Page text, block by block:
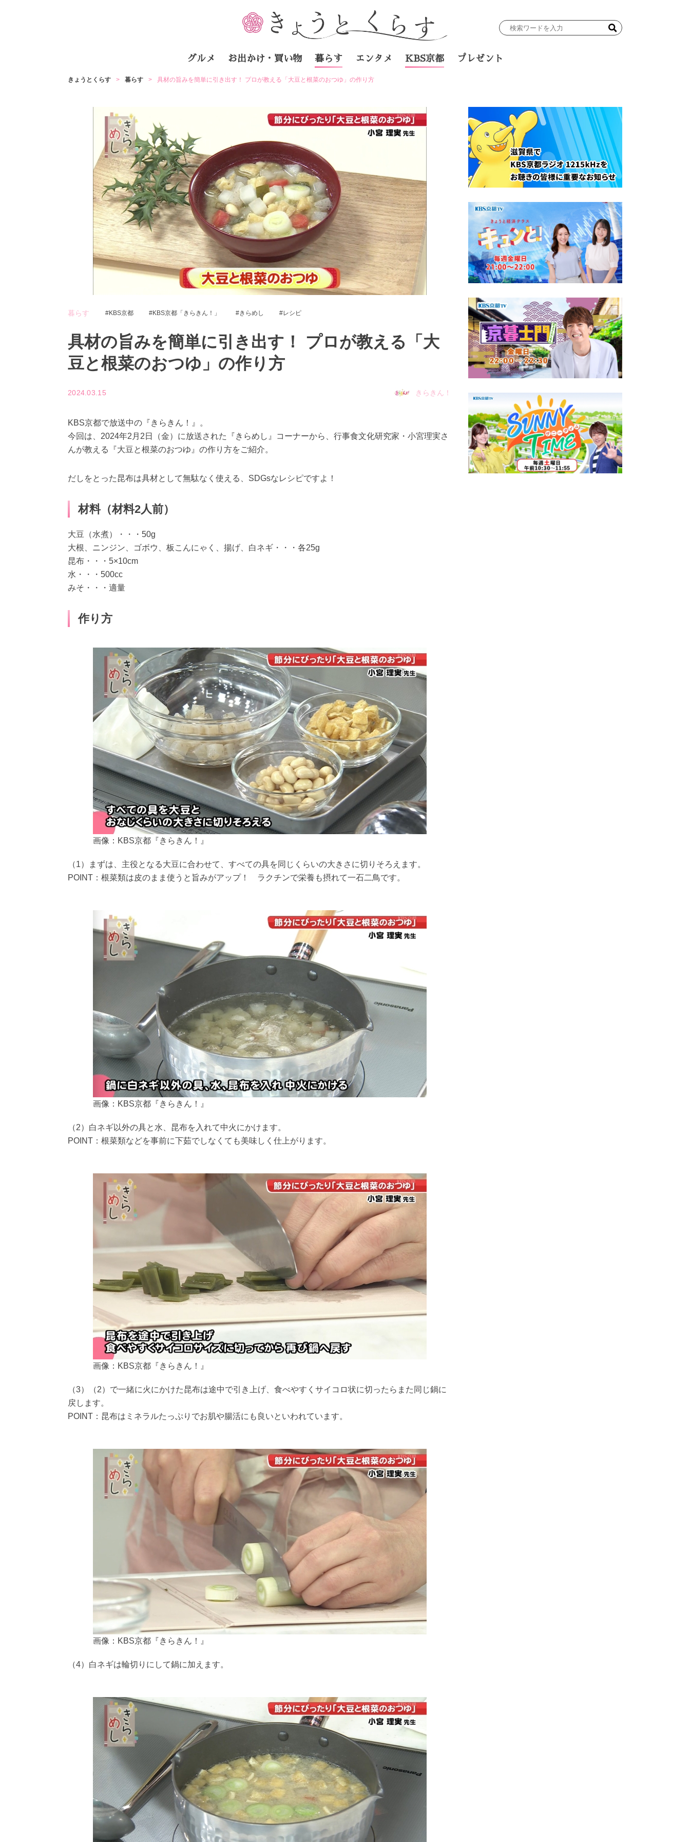
検
力
グルメ お出かけ・買い物 暮らす エンタメ KBS京都 プレゼント
きょうとくらす 暮らす 具材の旨みを簡単に引き出す！ プロが教える「大豆と根菜のおつゆ」の作り方
暮らす KBS京都 KBS京都「きらきん！」 きらめし レシピ
具材の旨みを簡単に引き出す！ プロが教える「大
豆と根菜のおつゆ」の作り方
2024.03.15 きらきん！
KBS京都で放送中の『きらきん！』。
今回は、2024年2月2日（金）に放送された『きらめし』コーナーから、行事食文化研究家・小宮理実さ
んが教える『大豆と根菜のおつゆ』の作り方をご紹介。
だしをとった昆布は具材として無駄なく使える、SDGsなレシピですよ！
材料（材料2人前）
大豆（水煮）・・・50g
大根、ニンジン、ゴボウ、板こんにゃく、揚げ、白ネギ・・・各25g
昆布・・・5×10cm
水・・・500cc
みそ・・・適量
作り方
画像：KBS京都『きらきん！』
（1）まずは、主役となる大豆に合わせて、すべての具を同じくらいの大きさに切りそろえます。
POINT：根菜類は皮のまま使うと旨みがアップ！ ラクチンで栄養も摂れて一石二鳥です。
画像：KBS京都『きらきん！』
（2）白ネギ以外の具と水、昆布を入れて中火にかけます。
POINT：根菜類などを事前に下茹でしなくても美味しく仕上がります。
画像：KBS京都『きらきん！』
（3）（2）で一緒に火にかけた昆布は途中で引き上げ、食べやすくサイコロ状に切ったらまた同じ鍋に
戻します。
POINT：昆布はミネラルたっぷりでお肌や腸活にも良いといわれています。
画像：KBS京都『きらきん！』
（4）白ネギは輪切りにして鍋に加えます。